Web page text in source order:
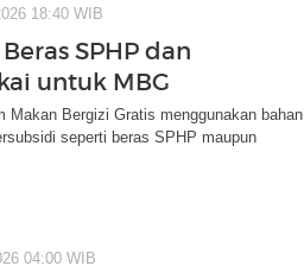
18:40 WIB
SPHP dan
untuk MBG
Makan Bergizi Gratis menggunakan bahan
seperti beras SPHP maupun
04:00 WIB